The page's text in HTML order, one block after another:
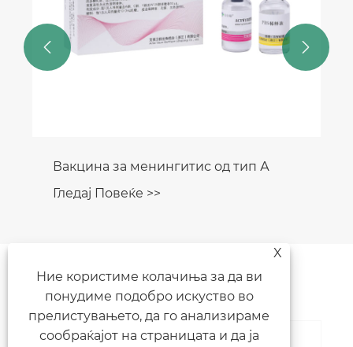
 
Вести Препораки
X
Ние користиме колачиња за да ви
понудиме подобро искуство во
прелистувањето, да го анализираме
сообраќајот на страницата и да ја